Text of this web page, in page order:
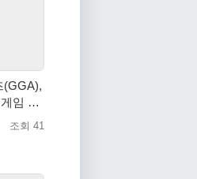
(GGA),
임 던
조회 41